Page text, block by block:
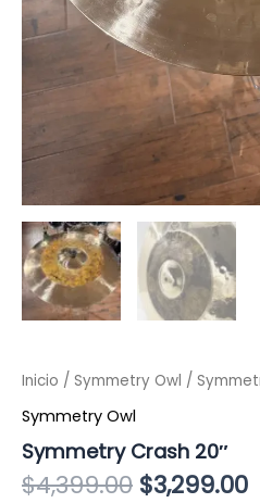
Inicio / Symmetry Owl /
Symmetry Owl
Symmetry Crash 20″
$4,399.00 $3,299.00